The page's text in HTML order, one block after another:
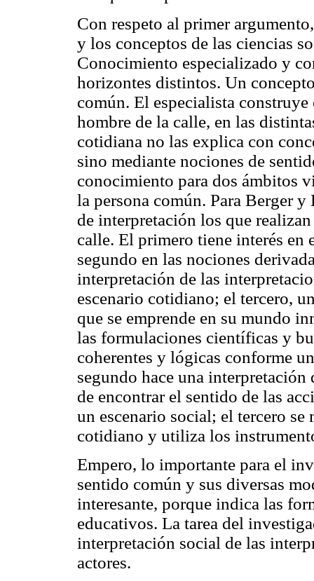
Con respeto al primer
y los conceptos de las ciencias
Conocimiento especializado y
horizontes distintos. Un
común. El especialista
hombre de la calle, en las
cotidiana no las explica con
sino mediante nociones de
conocimiento para dos ámbitos
la persona común. Para Berger
de interpretación los que
calle. El primero tiene interés
segundo en las nociones
interpretación de las
escenario cotidiano; el tercero,
que se emprende en su mundo
las formulaciones científicas y
coherentes y lógicas conforme
segundo hace una interpretación
de encontrar el sentido de las
un escenario social; el tercero
cotidiano y utiliza los
Empero, lo importante para el
sentido común y sus diversas
interesante, porque indica las
educativos. La tarea del
interpretación social de las
actores.